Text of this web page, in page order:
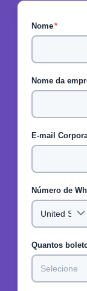
Nome*
Nome da
E-mail
Número de
Quantos